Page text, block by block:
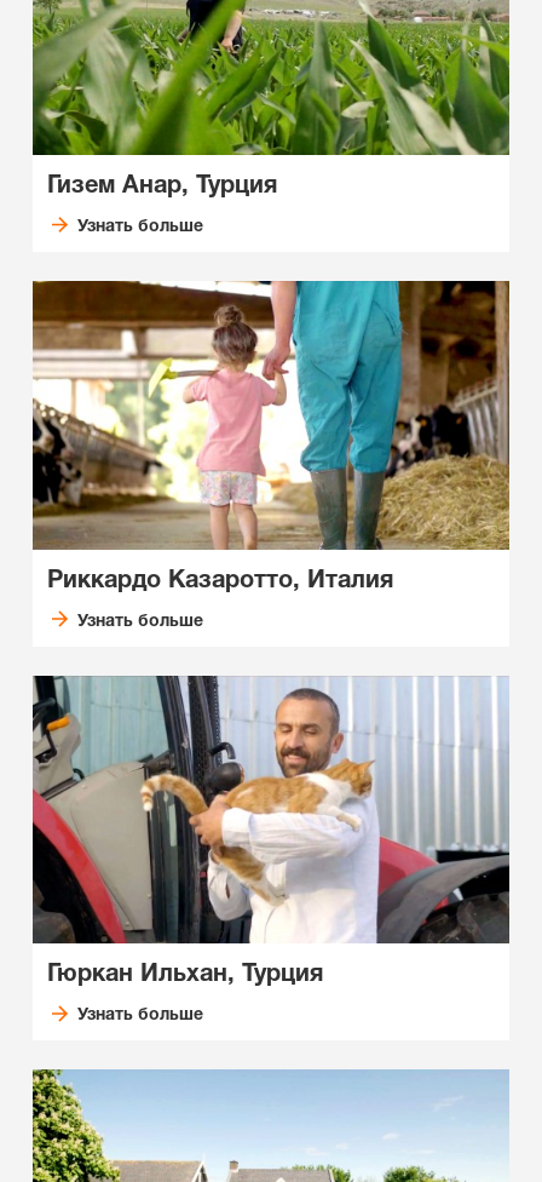
Гизем Анар, Турция
Узнать больше
Риккардо Казаротто, Италия
Узнать больше
Гюркан Ильхан, Турция
Узнать больше